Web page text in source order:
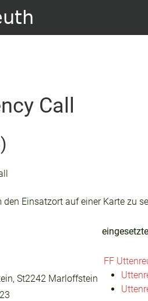
Call
Einsatzort auf einer Karte zu
St2242 Marloffstein
FF